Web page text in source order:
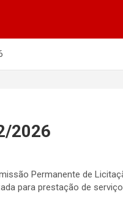
2026
Permanente de
para prestação de